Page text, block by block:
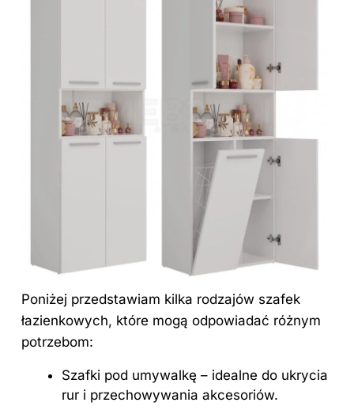
Poniżej przedstawiam kilka rodzajów szafek
łazienkowych, które mogą odpowiadać różnym
potrzebom:
Szafki pod umywalkę – idealne do ukrycia
rur i przechowywania akcesoriów.